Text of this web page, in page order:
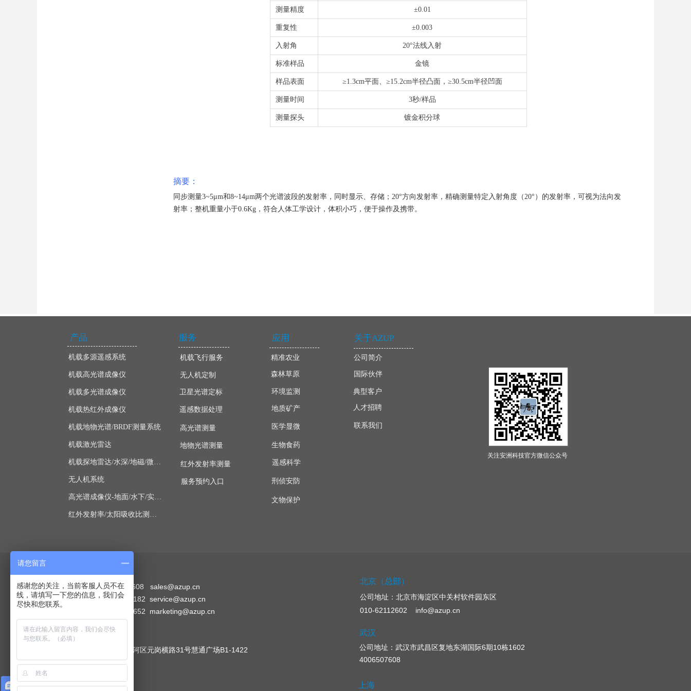
同步测量3~5μm和8~14μm两个光谱波段的发射率，同时显示、存储；20°方向发射率，精确测量特定入射角度（20°）的发射率，可视为法向发
射率；整机重量小于0.6Kg，符合人体工学设计，体积小巧，便于操作及携带。
测量精度 ±0.01
重复性 ±0.003
入射角 20°法线入射
标准样品 金镜
样品表面 ≥1.3cm平面、≥15.2cm半径凸面，≥30.5cm半径凹面
测量时间 3秒/样品
测量探头 镀金积分球
摘要：
服务 关于AZUP
应用
人才招聘
联系我们
公司简介
机载多源遥感系统
机载高光谱成像仪
机载多光谱成像仪
机载热红外成像仪
机载地物光谱/BRDF测量系统
机载激光雷达
机载探地雷达/水深/地磁/微波/SAR
无人机系统
高光谱成像仪-地面/水下/实验室显微
红外发射率/太阳吸收比测量仪
典型客户
国际伙伴
产品
服务预约入口
关注安洲科技官方微信公众号
机载飞行服务
无人机定制
卫星光谱定标
遥感数据处理
高光谱测量
地物光谱测量
红外发射率测量
精准农业
森林草原
环境监测
地质矿产
医学显微
生物食药
遥感科学
刑侦安防
文物保护
上海
西安
武汉
公司地址：武汉市武昌区复地东湖国际6期10栋1602
4006507608
广州
公司地址：广州市天河区元岗横路31号慧通广场B1-1422
4006507608
销售部：4006-507-608 sales@azup.cn
技术部：010-62111182 service@azup.cn
市场部：010-62112652 marketing@azup.cn
北京（总部）
公司地址： 北京市海淀区中关村软件园东区
010-62112602 info@azup.cn
在线咨询
请您留言
感谢您的关注，当前客服人员不在
线，请填写一下您的信息，我们会
尽快和您联系。